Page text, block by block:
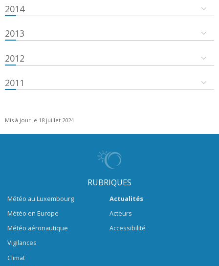
2014
2013
2012
2011
Mis à jour le 18 juillet 2024
RUBRIQUES
Météo au Luxembourg
Météo en Europe
Météo aéronautique
Vigilances
Climat
Actualités
Acteurs
Accessibilité